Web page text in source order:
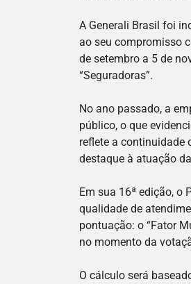
A Generali Brasil foi
ao seu compromisso
de setembro a 5 de
“Seguradoras”.
No ano passado, a
público, o que
reflete a continuidade
destaque à atuação
Em sua 16ª edição, o
qualidade de
pontuação: o “Fator
no momento da
O cálculo será